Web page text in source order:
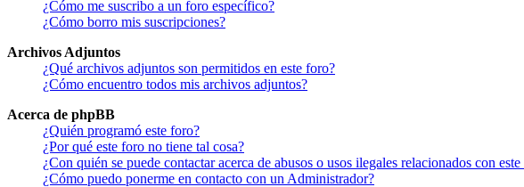
¿Cómo me suscribo a un foro específico?
¿Cómo borro mis suscripciones?
Archivos Adjuntos
¿Qué archivos adjuntos son permitidos en este foro?
¿Cómo encuentro todos mis archivos adjuntos?
Acerca de phpBB
¿Quién programó este foro?
¿Por qué este foro no tiene tal cosa?
¿Con quién se puede contactar acerca de abusos o usos ilegales relacionados con
¿Cómo puedo ponerme en contacto con un Administrador?